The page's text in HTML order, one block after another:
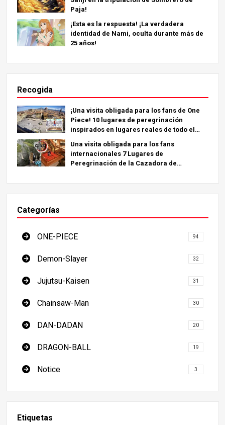
Paja!
¡Esta es la respuesta! ¡La verdadera
identidad de Nami, oculta durante más de
25 años!
Recogida
¡Una visita obligada para los fans de One
Piece! 10 lugares de peregrinación
inspirados en lugares reales de todo el
Una visita obligada para los fans
internacionales 7 Lugares de
Peregrinación de la Cazadora de
Categorías
ONE-PIECE 94
Demon-Slayer 32
Jujutsu-Kaisen 31
Chainsaw-Man 30
DAN-DADAN 20
DRAGON-BALL 19
Notice 3
Etiquetas